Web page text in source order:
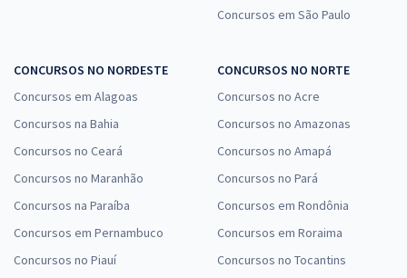
Concursos em São Paulo
CONCURSOS NO NORDESTE
Concursos em Alagoas
Concursos na Bahia
Concursos no Ceará
Concursos no Maranhão
Concursos na Paraíba
Concursos em Pernambuco
Concursos no Piauí
CONCURSOS NO NORTE
Concursos no Acre
Concursos no Amazonas
Concursos no Amapá
Concursos no Pará
Concursos em Rondônia
Concursos em Roraima
Concursos no Tocantins